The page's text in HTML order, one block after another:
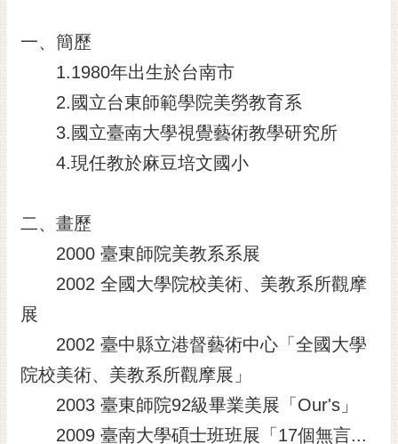
一、簡歷
1.1980年出生於台南市
2.國立台東師範學院美勞教育系
3.國立臺南大學視覺藝術教學研究所
4.現任教於麻豆培文國小
二、畫歷
2000 臺東師院美教系系展
2002 全國大學院校美術、美教系所觀摩
展
2002 臺中縣立港督藝術中心「全國大學
院校美術、美教系所觀摩展」
2003 臺東師院92級畢業美展「Our's」
2009 臺南大學碩士班班展「17個無言...